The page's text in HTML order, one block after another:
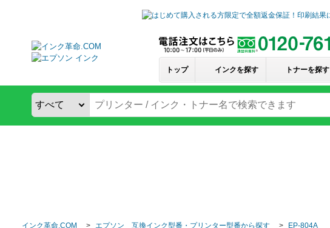
トップ インクを探す トナーを探す
インク革命.COM エプソン 互換インク型番・プリンター型番から探す EP-804A